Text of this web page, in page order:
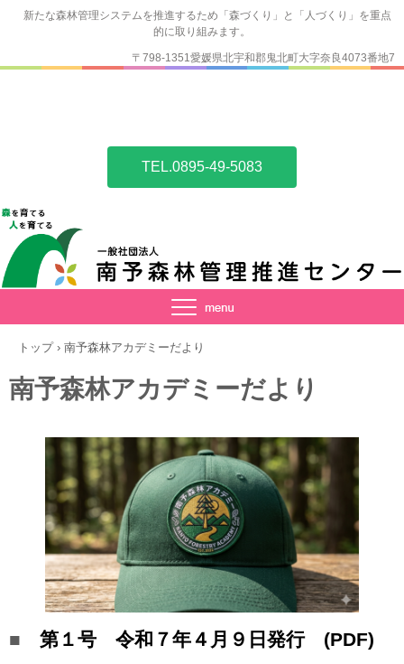
新たな森林管理システムを推進するため「森づくり」と「人づくり」を重点
的に取り組みます。
TEL.0895-49-5083
〒798-1351愛媛県北宇和郡鬼北町大字奈良4073番地7
トップ › 南予森林アカデミーだより
南予森林アカデミーだより
■ 第１号 令和７年４月９日発行 (PDF)